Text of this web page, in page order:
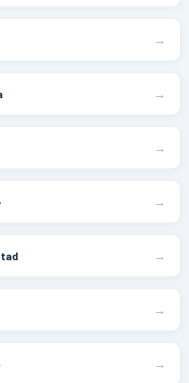
→
→
→
→
→
→
→